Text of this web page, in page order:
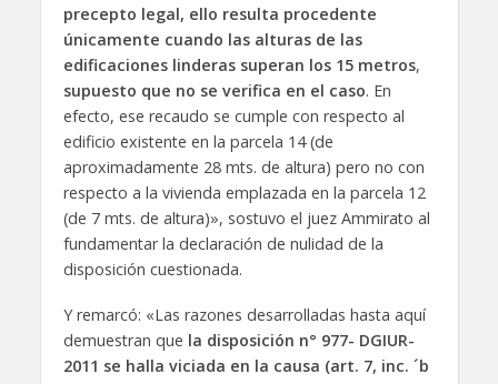
precepto legal, ello resulta procedente
únicamente cuando las alturas de las
edificaciones linderas superan los 15 metros,
supuesto que no se verifica en el caso. En
efecto, ese recaudo se cumple con respecto al
edificio existente en la parcela 14 (de
aproximadamente 28 mts. de altura) pero no con
respecto a la vivienda emplazada en la parcela 12
(de 7 mts. de altura)», sostuvo el juez Ammirato al
fundamentar la declaración de nulidad de la
disposición cuestionada.
Y remarcó: «Las razones desarrolladas hasta aquí
demuestran que la disposición n° 977- DGIUR-
2011 se halla viciada en la causa (art. 7, inc. ´b